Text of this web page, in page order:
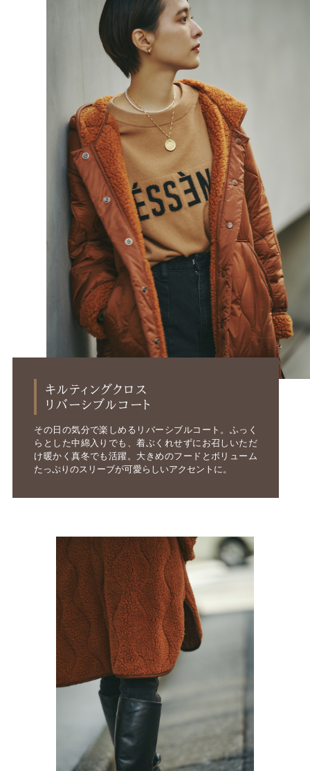
キルティングクロス
リバーシブルコート
その日の気分で楽しめるリバーシブルコート。ふっく
らとした中綿入りでも、着ぶくれせずにお召しいただ
け暖かく真冬でも活躍。大きめのフードとボリューム
たっぷりのスリーブが可愛らしいアクセントに。